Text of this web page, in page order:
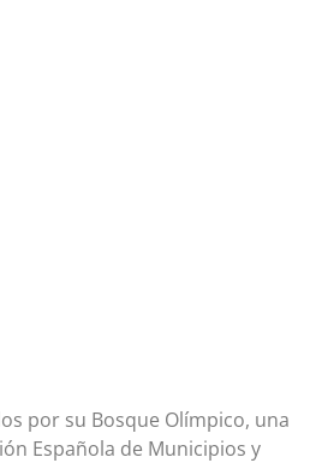
por su Bosque Olímpico, una
Española de Municipios y